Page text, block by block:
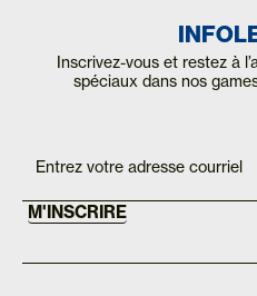
Inscrivez-vous et restez à
spéciaux dans nos
Mailchimp
are
human,
this
field
M'INSCRIRE